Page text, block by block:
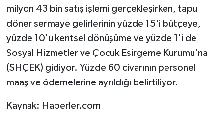
milyon 43 bin satış işlemi gerçekleşirken, tapu
döner sermaye gelirlerinin yüzde 15'i bütçeye,
yüzde 10'u kentsel dönüşüme ve yüzde 1'i de
Sosyal Hizmetler ve Çocuk Esirgeme Kurumu'na
(SHÇEK) gidiyor. Yüzde 60 civarının personel
maaş ve ödemelerine ayrıldığı belirtiliyor.
Kaynak: Haberler.com